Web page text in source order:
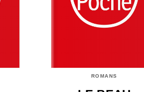
ROMANS